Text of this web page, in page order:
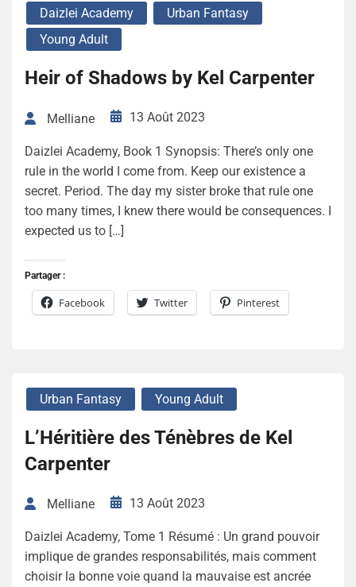
Daizlei Academy
Urban Fantasy
Young Adult
Heir of Shadows by Kel Carpenter
Melliane 13 Août 2023
Daizlei Academy, Book 1 Synopsis: There’s only one
rule in the world I come from. Keep our existence a
secret. Period. The day my sister broke that rule one
too many times, I knew there would be consequences. I
expected us to […]
Partager :
Facebook Twitter Pinterest
Urban Fantasy Young Adult
L’Héritière des Ténèbres de Kel
Carpenter
Melliane 13 Août 2023
Daizlei Academy, Tome 1 Résumé : Un grand pouvoir
implique de grandes responsabilités, mais comment
choisir la bonne voie quand la mauvaise est ancrée